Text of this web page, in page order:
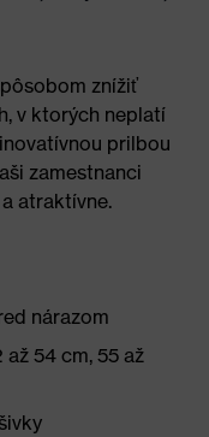
znížiť
v ktorých neplatí
prilbou
zamestnanci
atraktívne.
nárazom
54 cm, 55 až